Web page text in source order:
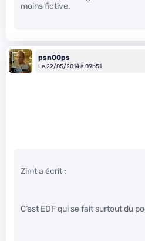
moins fictive.
psn00ps
Le 22/05/2014 à 09h51
Zimt a écrit :
C’est EDF qui se fait surtout du